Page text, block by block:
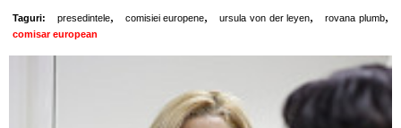
Taguri: presedintele, comisiei europene, ursula von der leyen, rovana plumb,
comisar european